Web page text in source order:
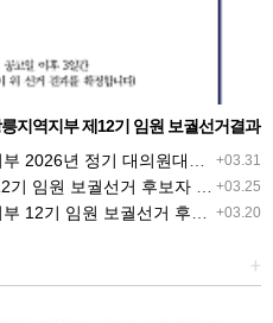
지역지부 제12기 임원 보궐선거결과
공고
+03.31
년 정기 대의원대회 재소집 건
+03.25
보궐선거 후보자 확정 공고
+03.20
보궐선거 후보 등록 기간 연장 공고
+